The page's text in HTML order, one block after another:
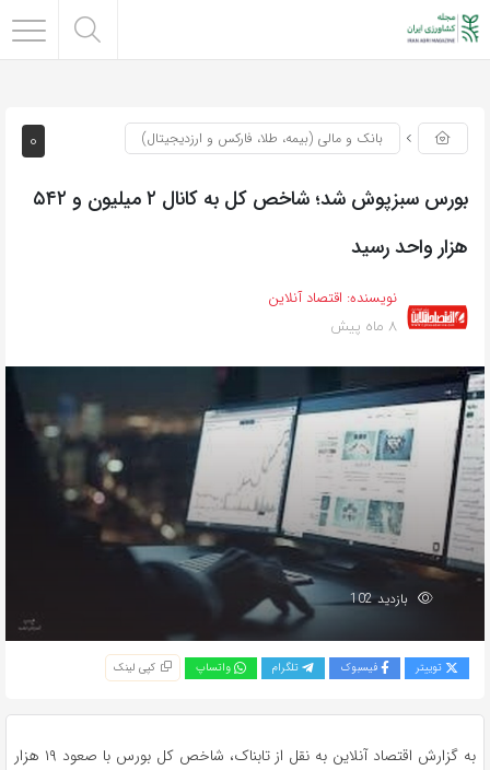
0 بانک و مالی (بیمه، طلا، فارکس و ارزدیجیتال)
بورس سبزپوش شد؛ شاخص کل به کانال ۲ میلیون و ۵۴۲
هزار واحد رسید
نویسنده: اقتصاد آنلاین
8 ماه پیش
بازدید 102
توییتر فیسبوک تلگرام واتساپ کپی لینک
به گزارش اقتصاد آنلاین به نقل از تابناک، شاخص کل بورس با صعود ۱۹ هزار